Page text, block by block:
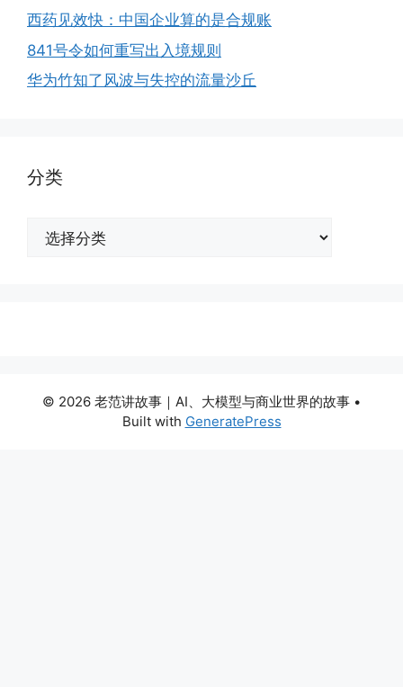
西药见效快：中国企业算的是合规账
841号令如何重写出入境规则
华为竹知了风波与失控的流量沙丘
分类
© 2026 老范讲故事｜AI、大模型与商业世界的故事 •
Built with GeneratePress